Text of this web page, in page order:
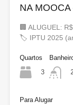
NA
🏢 ALUGUEL:
🏷 IPTU 2025
Quartos
3
Para Alugar